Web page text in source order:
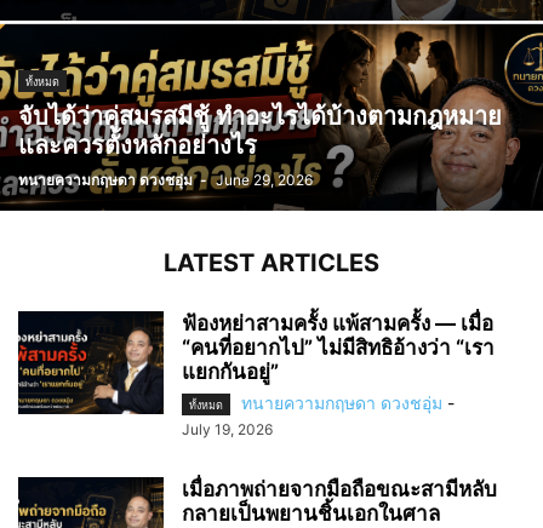
ทั้งหมด
จับได้ว่าคู่สมรสมีชู้ ทำอะไรได้บ้างตามกฎหมาย
และควรตั้งหลักอย่างไร
ทนายความกฤษดา ดวงชอุ่ม - June 29, 2026
LATEST ARTICLES
ฟ้องหย่าสามครั้ง แพ้สามครั้ง — เมื่อ
“คนที่อยากไป” ไม่มีสิทธิอ้างว่า “เรา
แยกกันอยู่”
ทั้งหมด ทนายความกฤษดา ดวงชอุ่ม -
July 19, 2026
เมื่อภาพถ่ายจากมือถือขณะสามีหลับ
กลายเป็นพยานชิ้นเอกในศาล